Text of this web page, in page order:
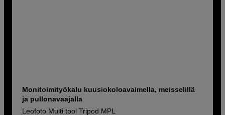
Monitoimityökalu kuusiokoloavaimella, meisselillä
ja pullonavaajalla
Leofoto Multi tool Tripod MPL